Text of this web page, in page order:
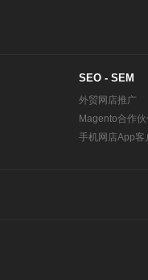
SEO - SEM
外贸网店推广
Magento合作
手机网店App客